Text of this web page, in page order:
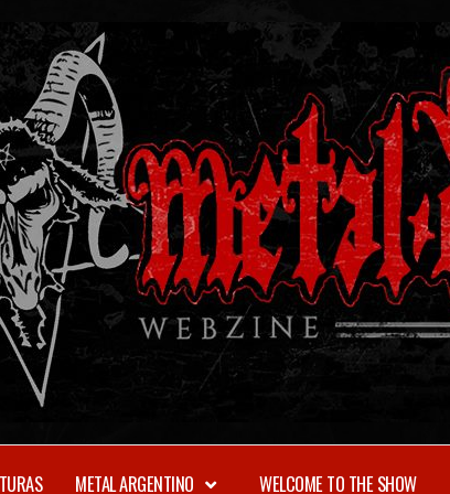
METAL ARGENTINO WELCOME TO THE SHOW